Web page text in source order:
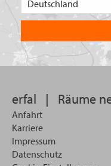
erfal | Räume
Anfahrt
Karriere
Impressum
Datenschutz